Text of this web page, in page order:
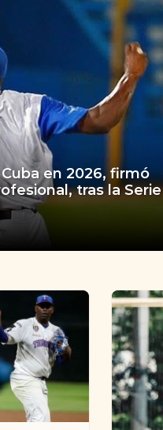
en 2026, firmó
tras la Serie